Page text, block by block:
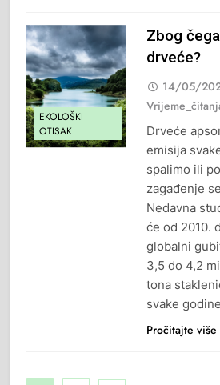
EKOLOŠKI
OTISAK
Zbog
drveće?
14/05/
Drveće
emisija
spalimo ili
zagađenje
Nedavna
će od 2010.
globalni
3,5 do 4,2
tona
svake
Pročitajte više